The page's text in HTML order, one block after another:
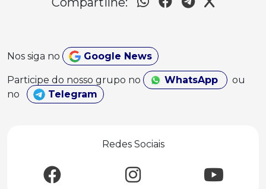
Nos siga no Google News
Participe do nosso grupo no WhatsApp
ou
no
Telegram
Redes Sociais